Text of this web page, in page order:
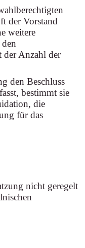
der Vorstand
weitere
der Anzahl der
den Beschluss
bestimmt sie
die
für das
nicht geregelt